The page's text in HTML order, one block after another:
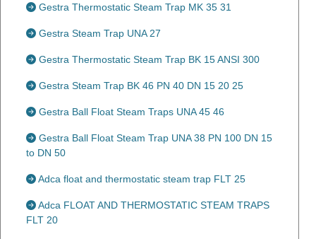
Gestra Thermostatic Steam Trap MK 35 31
Gestra Steam Trap UNA 27
Gestra Thermostatic Steam Trap BK 15 ANSI 300
Gestra Steam Trap BK 46 PN 40 DN 15 20 25
Gestra Ball Float Steam Traps UNA 45 46
Gestra Ball Float Steam Trap UNA 38 PN 100 DN 15
to DN 50
Adca float and thermostatic steam trap FLT 25
Adca FLOAT AND THERMOSTATIC STEAM TRAPS
FLT 20